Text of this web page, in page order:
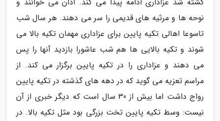
نوحه ها و مرثیه های قدیمی را سر می دهند. هر سال شب
تاسوعا اهالی تکیه پایین برای عزاداری مهمان تکیه بالا می
شوند و تکیه بالایی ها هم شب عاشورا بازدید آنها را پس
می دهند و عزاداری را در تکیه پایین برگزار می کند. از
مراسم تعزیه می گوید که در دهه های گذشته در تکیه پایین
رواج داشت اما بیش از 30 سال است که دیگر خبری از آن
نیست: وسط تکیه پایین تخت بزرگی بود مثل تکیه بالا. در